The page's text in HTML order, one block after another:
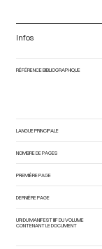
Infos
RÉFÉRENCE BIBLIOGRAPHIQUE
LANGUE PRINCIPALE
NOMBRE DE PAGES
PREMIÈRE PAGE
DERNIÈRE PAGE
URI DU MANIFEST IIIF DU VOLUME
CONTENANT LE DOCUMENT